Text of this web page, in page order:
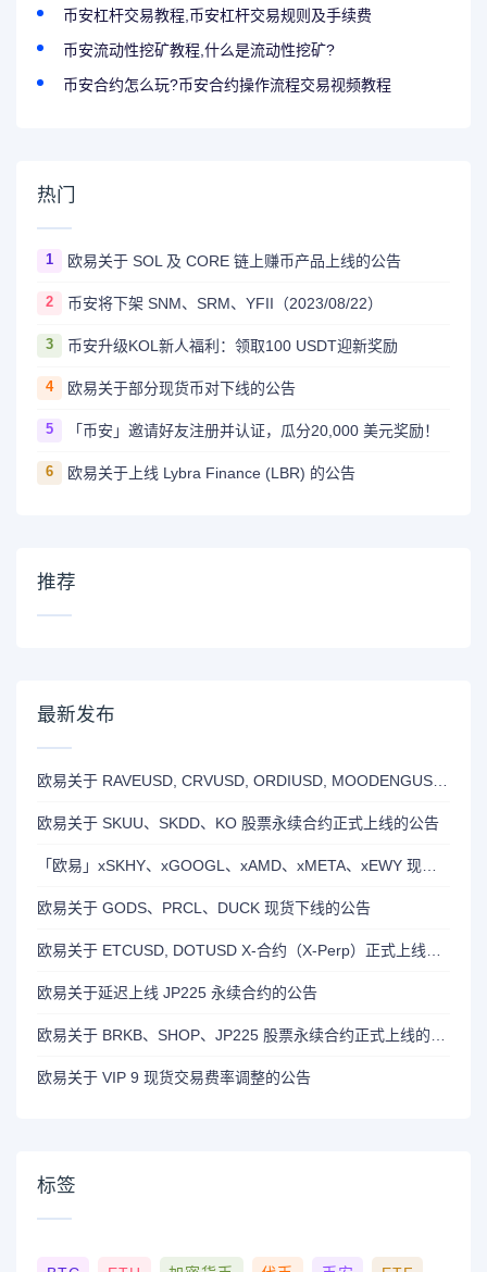
币安杠杆交易教程,币安杠杆交易规则及手续费
币安流动性挖矿教程,什么是流动性挖矿?
币安合约怎么玩?币安合约操作流程交易视频教程
热门
1 欧易关于 SOL 及 CORE 链上赚币产品上线的公告
2 币安将下架 SNM、SRM、YFII（2023/08/22）
3 币安升级KOL新人福利：领取100 USDT迎新奖励
4 欧易关于部分现货币对下线的公告
5 「币安」邀请好友注册并认证，瓜分20,000 美元奖励！
6 欧易关于上线 Lybra Finance (LBR) 的公告
推荐
最新发布
欧易关于 SKUU、SKDD、KO 股票永续合约正式上线的公告
欧易关于 GODS、PRCL、DUCK 现货下线的公告
欧易关于延迟上线 JP225 永续合约的公告
欧易关于 VIP 9 现货交易费率调整的公告
标签